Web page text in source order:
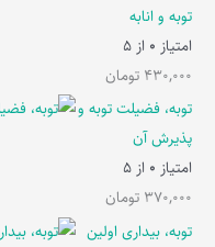
توبه و انابه
امتیاز 0 از 5
430,000 تومان
توبه، فضیلت توبه و
پذیرش آن
امتیاز 0 از 5
370,000 تومان
توبه، بیداری اولین